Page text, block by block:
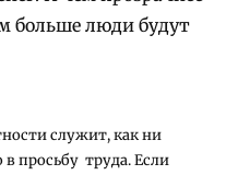
больше люди будут
служит, как ни
просьбу труда. Если